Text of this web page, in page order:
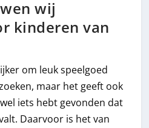
wij
kinderen van
om leuk speelgoed
maar het geeft ook
iets hebt gevonden dat
Daarvoor is het van